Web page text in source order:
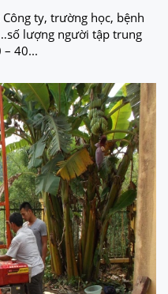
ty, trường học, bệnh
lượng người tập trung
40...